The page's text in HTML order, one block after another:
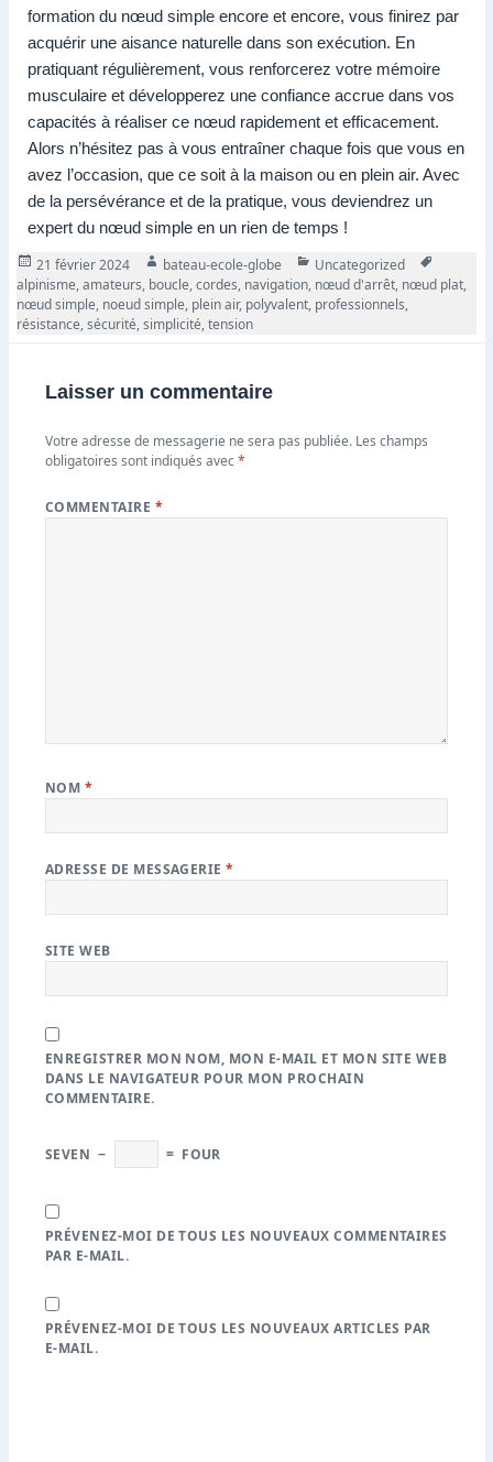
formation du nœud simple encore et encore, vous finirez par
acquérir une aisance naturelle dans son exécution. En
pratiquant régulièrement, vous renforcerez votre mémoire
musculaire et développerez une confiance accrue dans vos
capacités à réaliser ce nœud rapidement et efficacement.
Alors n’hésitez pas à vous entraîner chaque fois que vous en
avez l’occasion, que ce soit à la maison ou en plein air. Avec
de la persévérance et de la pratique, vous deviendrez un
expert du nœud simple en un rien de temps !
Publié
le
21 février 2024 Auteur
bateau-ecole-globe Catégories
Uncategorized
alpinisme,amateurs, boucle,cordes, navigation, nœud d'arrêt, nœud plat,
nœud simple, noeud simple, plein air, polyvalent, professionnels,
résistance,sécurité,simplicité,tension
Laisser un commentaire
Votre adresse de messagerie ne sera pas publiée. Les champs
obligatoires sont indiqués avec*
COMMENTAIRE *
NOM *
ADRESSE DE MESSAGERIE*
SITE WEB
ENREGISTRER MON NOM, MON E-MAIL ET MON SITE WEB
DANS LE NAVIGATEUR POUR MON PROCHAIN
COMMENTAIRE.
SEVEN − = FOUR
PRÉVENEZ-MOI DE TOUS LES NOUVEAUX COMMENTAIRES
PAR E-MAIL.
PRÉVENEZ-MOI DE TOUS LES NOUVEAUX ARTICLES PAR
E-MAIL.